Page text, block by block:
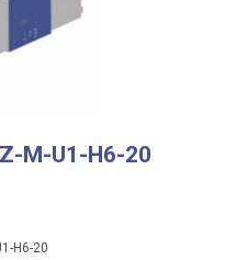
M-U1-H6-20
H6-20